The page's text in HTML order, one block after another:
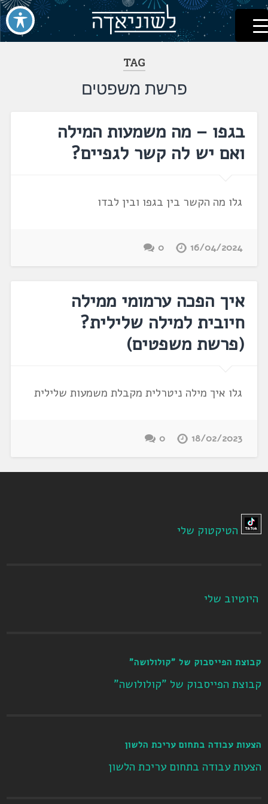
דלג
לתוכן
לשוניאדה
עברית. לשון. שפה
TAG
פרשת משפטים
בגפו – מה משמעות המילה
ואם יש לה קשר לגפיים?
גלו מה הקשר בין בגפו ובין לבדו
16/04/2024
0
איך הפכה ערמומי ממילה
חיובית למילה שלילית?
(פרשת משפטים)
גלו איך מילה ניטרלית מקבלת משמעות שלילית
18/02/2023
0
הטיקטוק שלי
היוטיוב שלי
קבוצת הפייסבוק של "קולולושה"
קבוצת הפייסבוק של "קולולושה"
הצעות עבודה בתחום עריכת הלשון
הצעות עבודה בתחום עריכת הלשון